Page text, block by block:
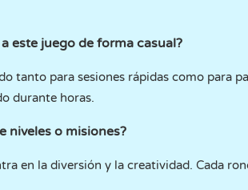
este juego de forma casual?
tanto para sesiones rápidas como para
durante horas.
niveles o misiones?
en la diversión y la creatividad. Cada